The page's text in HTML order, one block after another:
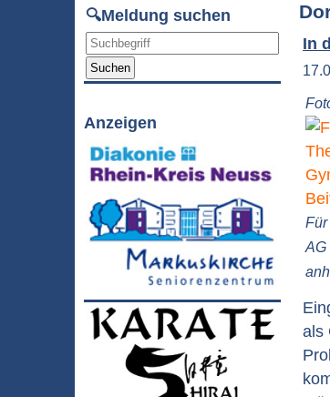
🔍Meldung suchen
Suchen
Anzeigen
In
Für
AG
als